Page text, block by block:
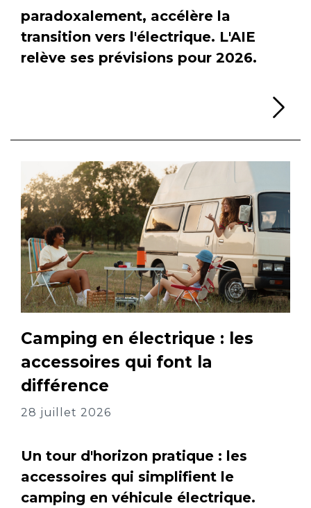
paradoxalement, accélère la
transition vers l'électrique. L'AIE
relève ses prévisions pour 2026.
Camping en électrique : les
accessoires qui font la
différence
28 juillet 2026
Un tour d'horizon pratique : les
accessoires qui simplifient le
camping en véhicule électrique.